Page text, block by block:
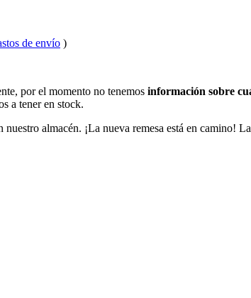
de envío )
por el momento no tenemos información sobre
a tener en stock.
almacén. ¡La nueva remesa está en camino!